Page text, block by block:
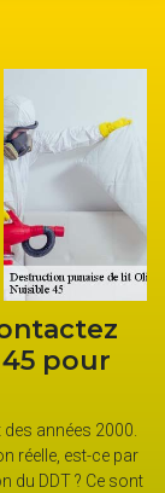
45
disposition de
Il faut
faire appel à une